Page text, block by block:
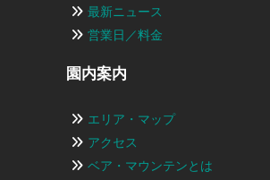
最新ニュース
営業日／料金
園内案内
エリア・マップ
アクセス
ベア・マウンテンとは